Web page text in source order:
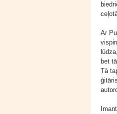
Ar
bet
Tā